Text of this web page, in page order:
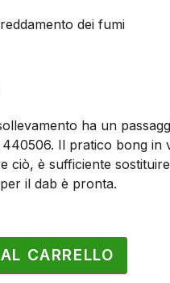
dei fumi
ha un
Il pratico bong
ciò, è sufficiente
il dab è pronta.
CARRELLO